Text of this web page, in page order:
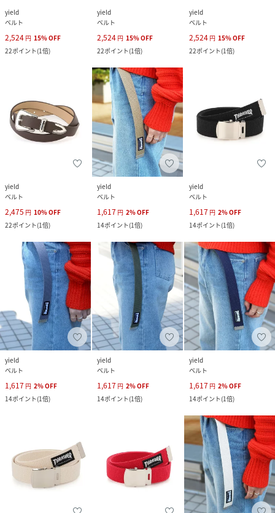
yield
ベルト
2,524 円 15%OFF
22ポイント(1倍)
yield
ベルト
2,524 円 15%OFF
22ポイント(1倍)
yield
ベルト
2,524 円 15%OFF
22ポイント(1倍)
yield
ベルト
2,475 円 10%OFF
22ポイント(1倍)
yield
ベルト
1,617 円 2%OFF
14ポイント(1倍)
yield
ベルト
1,617 円 2%OFF
14ポイント(1倍)
yield
ベルト
1,617 円 2%OFF
14ポイント(1倍)
yield
ベルト
1,617 円 2%OFF
14ポイント(1倍)
yield
ベルト
1,617 円 2%OFF
14ポイント(1倍)